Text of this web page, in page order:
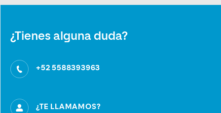
¿Tienes alguna duda?
+52 5588393963
¿TE LLAMAMOS?